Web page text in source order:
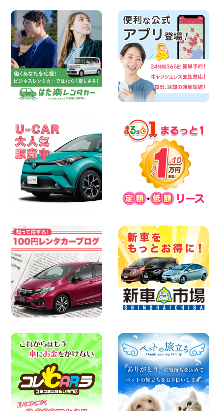
2026年08月08日
お盆シーズン空きあり!!100円レンタカー
兵庫駅前店はミニバンも安い!! 兵庫県 兵
庫駅前店
100円レンタカー 兵庫駅前
2026年08月08日
人気の『 軽 トラック 』 ご予約はお早め
に♪ 広島県 ベイシティ宇品店
100円レンタカー ベイシティ宇品
2026年08月08日
100円レンタカー 四日市インター
2026年08月08日
横浜弥生台店限定!!夏季特別キャンペーン
のお知らせ!! 神奈川県 横浜弥生台店
100円レンタカー 横浜弥生台
2026年08月08日
2026三河安城店お盆休みご連絡 愛知県
三河安城店
100円レンタカー 三河安城
2026年08月08日
戸店
100円レンタカー 杉戸
2026年08月07日
佐渡でのドライブは安全第一!交通事故に
ご注意ください 新潟県 佐渡空港店
100円レンタカー 佐渡空港
2026年08月07日
楽しい佐渡旅行を守るために!安全運転の
お願い 新潟県 両津店
100円レンタカー 両津
日産セレナが新入荷!!中川かの里店!! 愛知
県 中川かの里店
100円レンタカー 中川かの里
2026年08月07日
☆ 夏休みクーポン登場!最大9,500円おト
ク! ☆ 鳥取県 鳥取青谷店
100円レンタカー 鳥取青谷
2026年08月07日
夏季休暇のお知らせ 東京都 墨田両国店